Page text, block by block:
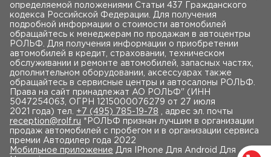
определяемой положениями Статьи 437 Гражданского
кодекса Российской Федерации. Для получения
подробной информации о стоимости автомобилей
обращайтесь к менеджерам по продажам в автоцентры
РОЛЬФ. Для получения информации о приобретении
автомобилей в кредит, страховании, техническом
обслуживании и ремонте автомобилей, запасных частях,
дополнительном оборудовании, аксессуарах также
обращайтесь в сервисные центры и автосалоны РОЛЬФ.
Права на сайт принадлежат AO РОЛЬФ" (ИНН
5047254063, ОГРН 1215000076279 от 27 июля
2021 года) тел. +7 (495) 785-19-78 , адрес эл. почты
reception@rolf.ru *РОЛЬФ признан лучшим в организации
продаж автомобилей с пробегом и в организации сервиса
премии Автодилер года 2022
Мобильное приложение Для IPhone Для Android Для